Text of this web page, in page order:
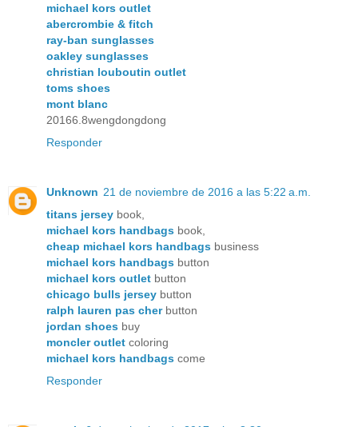
michael kors outlet
abercrombie & fitch
ray-ban sunglasses
oakley sunglasses
christian louboutin outlet
toms shoes
mont blanc
20166.8wengdongdong
Responder
Unknown 21 de noviembre de 2016 a las 5:22 a.m.
titans jersey book,
michael kors handbags book,
cheap michael kors handbags business
michael kors handbags button
michael kors outlet button
chicago bulls jersey button
ralph lauren pas cherbutton
jordan shoes buy
moncler outlet coloring
michael kors handbags come
Responder